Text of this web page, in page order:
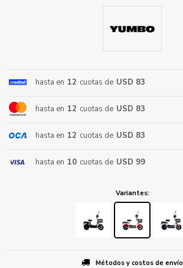
hasta en 12 cuotas de USD 83
hasta en 12 cuotas de USD 83
hasta en 12 cuotas de USD 83
hasta en 10 cuotas de USD 99
Variantes:
Métodos y costos de envío